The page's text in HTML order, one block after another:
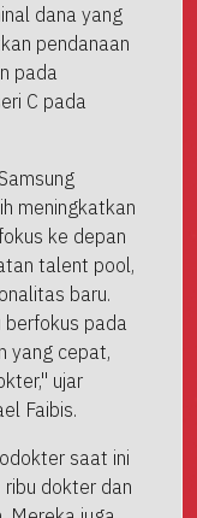
dana yang
pendanaan
pada
C pada
meningkatkan
ke depan
talent pool,
baru.
berfokus pada
yang cepat,
ujar
Faibis.
saat ini
dokter dan